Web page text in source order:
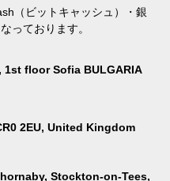
（ビットキャッシュ）・銀
っております。
floor Sofia BULGARIA
2EU, United Kingdom
Stockton-on-Tees,